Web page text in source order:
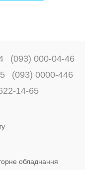
(093) 000-04-46
(093) 0000-446
14-65
обладнання